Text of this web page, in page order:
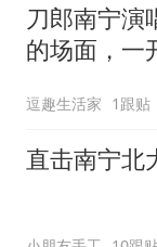
刀郎南宁演
的场面，一
逗趣生活家 1跟贴
直击南宁北